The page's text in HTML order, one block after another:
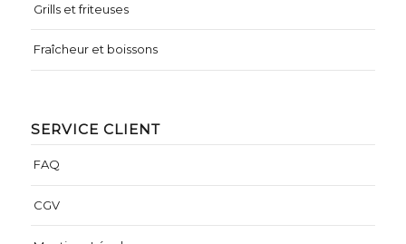
Grills et friteuses
Fraîcheur et boissons
SERVICE CLIENT
FAQ
CGV